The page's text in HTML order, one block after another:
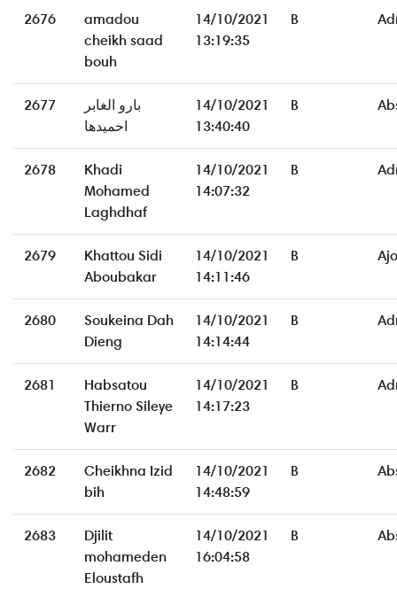
2676
amadou
cheikh saad
bouh
14/10/2021
13:19:35
B
2677
بارو الغابر
احميدها
14/10/2021
13:40:40
B
2678
Khadi
Mohamed
Laghdhaf
14/10/2021
14:07:32
B
2679
Khattou Sidi
Aboubakar
14/10/2021
14:11:46
B
2680
Soukeina Dah
Dieng
14/10/2021
14:14:44
B
2681
Habsatou
Thierno Sileye
Warr
14/10/2021
14:17:23
B
2682
Cheikhna Izid
bih
14/10/2021
14:48:59
B
2683
Djilit
mohameden
Eloustafh
14/10/2021
16:04:58
B